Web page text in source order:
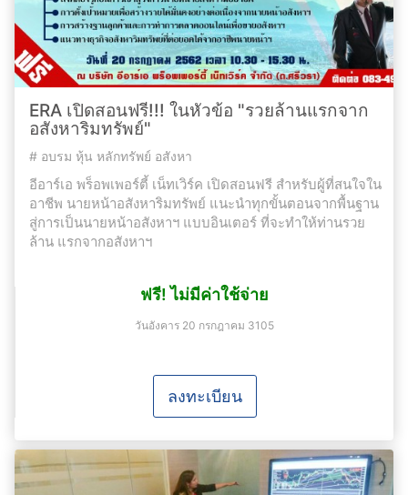
ERA เปิดสอนฟรี!!! ในหัวข้อ "รวยล้านแรกจาก
อสังหาริมทรัพย์"
# อบรม หุ้น หลักทรัพย์ อสังหา
อีอาร์เอ พร็อพเพอร์ตี้ เน็ทเวิร์ค เปิดสอนฟรี สำหรับผู้ที่สนใจใน
อาชีพ นายหน้าอสังหาริมทรัพย์ แนะนำทุกขั้นตอนจากพื้นฐาน
สู่การเป็นนายหน้าอสังหาฯ แบบอินเตอร์ ที่จะทำให้ท่านรวย
ล้าน แรกจากอสังหาฯ
ฟรี! ไม่มีค่าใช้จ่าย
วันอังคาร 20 กรกฎาคม 3105
ลงทะเบียน